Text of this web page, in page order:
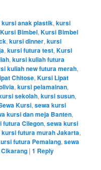
kursi anak plastik,kursi
Kursi Bimbel,Kursi Bimbel
,kursi dinner,kursi
,kursi futura test,Kursi
,kursi kuliah futura
kuliah new futura merah,
Chitose,Kursi Lipat
,kursi pelamainan,
sekolah,kursi susun,
Kursi,sewa kursi
kursi dan meja Banten,
futura Cilegon,sewa kursi
kursi futura murah Jakarta,
futura Pemalang,sewa
|1 Reply